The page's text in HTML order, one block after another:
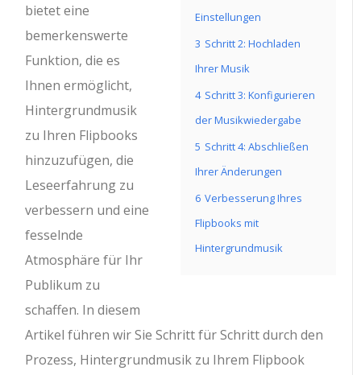
Einstellungen
3 Schritt 2: Hochladen
Ihrer Musik
4 Schritt 3: Konfigurieren
der Musikwiedergabe
5 Schritt 4: Abschließen
Ihrer Änderungen
6 Verbesserung Ihres
Flipbooks mit
Hintergrundmusik
bietet eine
bemerkenswerte
Funktion, die es
Ihnen ermöglicht,
Hintergrundmusik
zu Ihren Flipbooks
hinzuzufügen, die
Leseerfahrung zu
verbessern und eine
fesselnde
Atmosphäre für Ihr
Publikum zu
schaffen. In diesem
Artikel führen wir Sie Schritt für Schritt durch den
Prozess, Hintergrundmusik zu Ihrem Flipbook